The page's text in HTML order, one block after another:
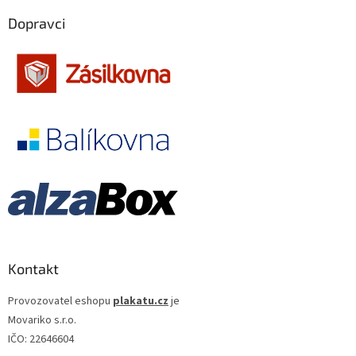
Dopravci
Kontakt
Provozovatel eshopu plakatu.czje
Movariko s.r.o.
IČO: 22646604